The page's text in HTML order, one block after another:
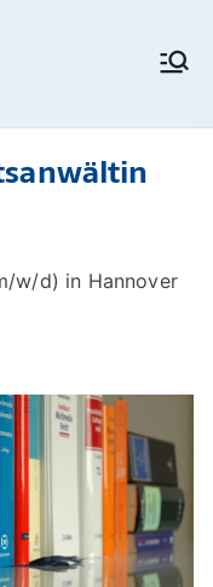
Markenanm
und IR-Marken
w/d) in Hannover